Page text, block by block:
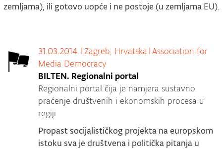
zemljama), ili gotovo uopće i ne postoje (u zemljama EU).
31.03.2014. |Zagreb, Hrvatska |Association for
Media Democracy
BILTEN. Regionalni portal
Regionalni portal čija je namjera sustavno
praćenje društvenih i ekonomskih procesa u
regiji
Propast socijalističkog projekta na europskom
istoku sva je društvena i politička pitanja u